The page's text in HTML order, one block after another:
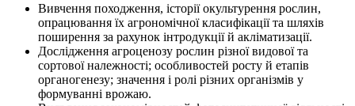
Вивчення походження, історії окультурення рослин,
опрацювання їх агрономічної класифікації та шляхів
поширення за рахунок інтродукції й акліматизації.
Дослідження агроценозу рослин різної видової та
сортової належності; особливос­тей росту й етапів
органогенезу; значення і ролі різних організмів у
формуванні вро­жаю.